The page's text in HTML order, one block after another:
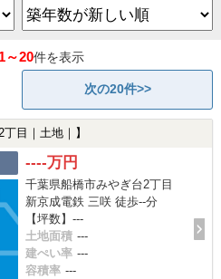
1～20件を表示
次の20件>>
丁目｜土地｜】
----万円
千葉県船橋市みやぎ台2丁目
新京成電鉄 三咲 徒歩--分
【坪数】---
土地面積 ---
建ぺい率 ---
容積率 ---